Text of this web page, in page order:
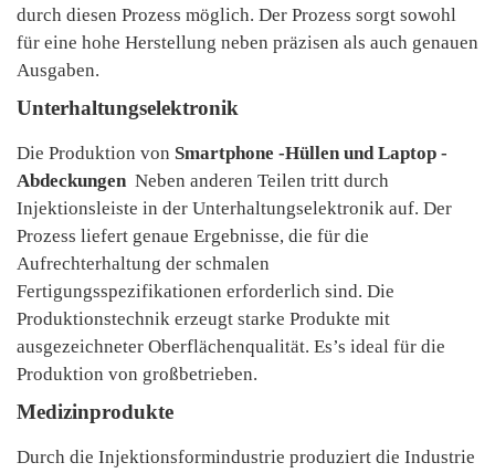
durch diesen Prozess möglich. Der Prozess sorgt sowohl
für eine hohe Herstellung neben präzisen als auch genauen
Ausgaben.
Unterhaltungselektronik
Die Produktion von Smartphone -Hüllen und Laptop -
Abdeckungen Neben anderen Teilen tritt durch
Injektionsleiste in der Unterhaltungselektronik auf. Der
Prozess liefert genaue Ergebnisse, die für die
Aufrechterhaltung der schmalen
Fertigungsspezifikationen erforderlich sind. Die
Produktionstechnik erzeugt starke Produkte mit
ausgezeichneter Oberflächenqualität. Es’s ideal für die
Produktion von großbetrieben.
Medizinprodukte
Durch die Injektionsformindustrie produziert die Industrie